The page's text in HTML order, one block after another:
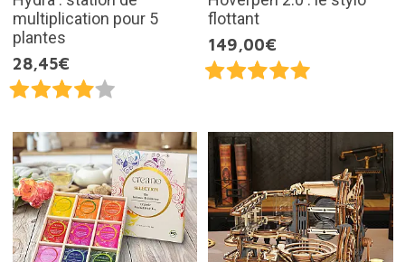
multiplication pour 5
plantes
28,45€
flottant
149,00€